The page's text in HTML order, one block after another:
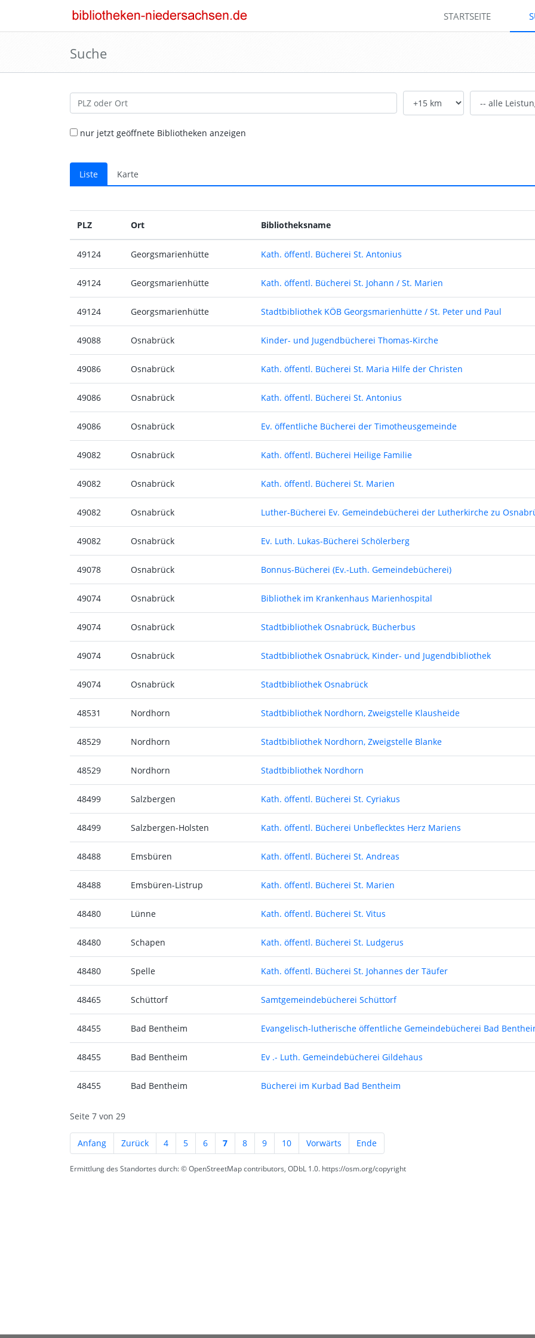
STARTSEITE
Suche
Standort: Entfernung: Leistungen:
nur jetzt geöffnete Bibliotheken anzeigen
Liste Karte
PLZ Ort Bibliotheksname
49124 Georgsmarienhütte Kath. öffentl. Bücherei St. Antonius
49124 Georgsmarienhütte Kath. öffentl. Bücherei St. Johann / St. Marien
49124 Georgsmarienhütte Stadtbibliothek KÖB Georgsmarienhütte / St. Peter und Paul
49088 Osnabrück Kinder- und Jugendbücherei Thomas-Kirche
49086 Osnabrück Kath. öffentl. Bücherei St. Maria Hilfe der Christen
49086 Osnabrück Kath. öffentl. Bücherei St. Antonius
49086 Osnabrück Ev. öffentliche Bücherei der Timotheusgemeinde
49082 Osnabrück Kath. öffentl. Bücherei Heilige Familie
49082 Osnabrück Kath. öffentl. Bücherei St. Marien
49082 Osnabrück Luther-Bücherei Ev. Gemeindebücherei der Lutherkirche zu
49082 Osnabrück Ev. Luth. Lukas-Bücherei Schölerberg
49078 Osnabrück Bonnus-Bücherei (Ev.-Luth. Gemeindebücherei)
49074 Osnabrück Bibliothek im Krankenhaus Marienhospital
49074 Osnabrück Stadtbibliothek Osnabrück, Bücherbus
49074 Osnabrück Stadtbibliothek Osnabrück, Kinder- und Jugendbibliothek
49074 Osnabrück Stadtbibliothek Osnabrück
48531 Nordhorn Stadtbibliothek Nordhorn, Zweigstelle Klausheide
48529 Nordhorn Stadtbibliothek Nordhorn, Zweigstelle Blanke
48529 Nordhorn Stadtbibliothek Nordhorn
48499 Salzbergen Kath. öffentl. Bücherei St. Cyriakus
48499 Salzbergen-Holsten Kath. öffentl. Bücherei Unbeflecktes Herz Mariens
48488 Emsbüren Kath. öffentl. Bücherei St. Andreas
48488 Emsbüren-Listrup Kath. öffentl. Bücherei St. Marien
48480 Lünne Kath. öffentl. Bücherei St. Vitus
48480 Schapen Kath. öffentl. Bücherei St. Ludgerus
48480 Spelle Kath. öffentl. Bücherei St. Johannes der Täufer
48465 Schüttorf Samtgemeindebücherei Schüttorf
48455 Bad Bentheim Evangelisch-lutherische öffentliche Gemeindebücherei Bad
48455 Bad Bentheim Ev .- Luth. Gemeindebücherei Gildehaus
48455 Bad Bentheim Bücherei im Kurbad Bad Bentheim
Seite 7 von 29
Anfang Zurück 4 5 6 7 8 9 10 Vorwärts Ende
Ermittlung des Standortes durch: © OpenStreetMap contributors, ODbL 1.0. https://osm.org/copyright